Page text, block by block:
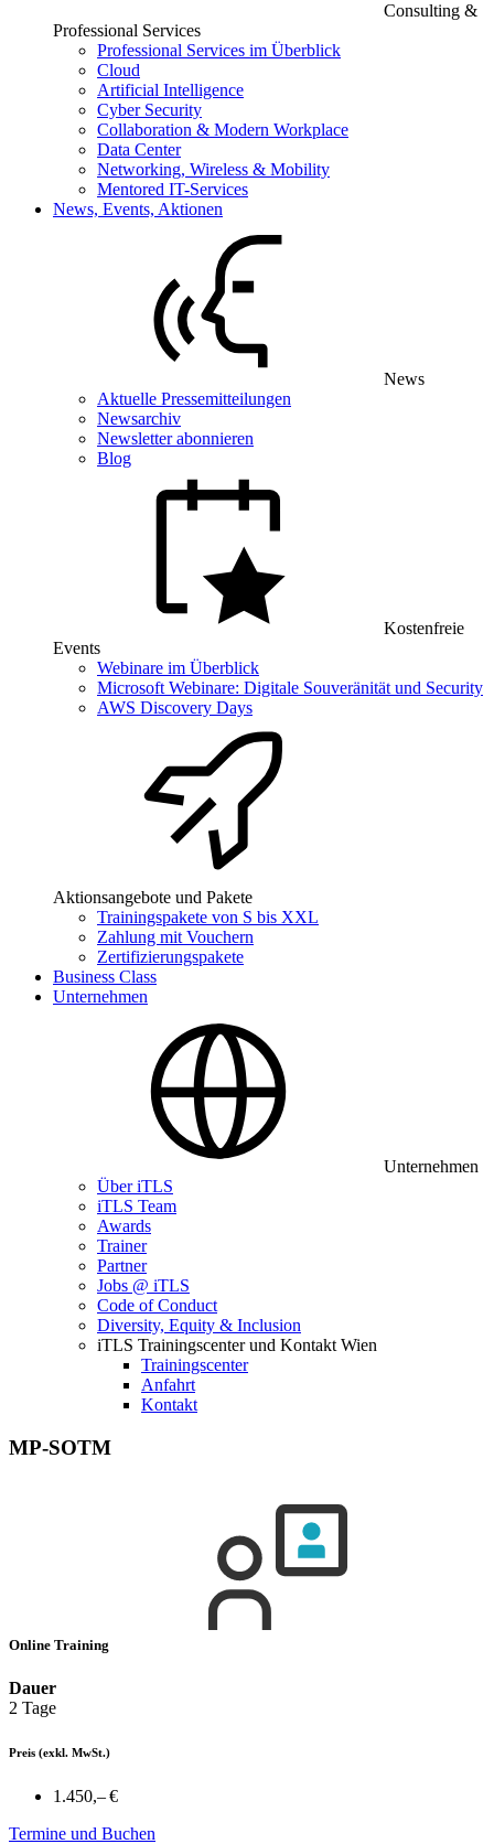
Consulting &
Professional Services
Professional Services im Überblick
Cloud
Artificial Intelligence
Cyber Security
Collaboration & Modern Workplace
Data Center
Networking, Wireless & Mobility
Mentored IT-Services
News, Events, Aktionen
News
Aktuelle Pressemitteilungen
Newsarchiv
Newsletter abonnieren
Blog
Kostenfreie
Events
Webinare im Überblick
Microsoft Webinare: Digitale Souveränität und Security
AWS Discovery Days
Aktionsangebote und Pakete
Trainingspakete von S bis XXL
Zahlung mit Vouchern
Zertifizierungspakete
Business Class
Unternehmen
Unternehmen
Über iTLS
iTLS Team
Awards
Trainer
Partner
Jobs @ iTLS
Code of Conduct
Diversity, Equity & Inclusion
iTLS Trainingscenter und Kontakt Wien
Trainingscenter
Anfahrt
Kontakt
MP-SOTM
Online Training
Dauer
2 Tage
Preis (exkl. MwSt.)
1.450,– €
Termine und Buchen